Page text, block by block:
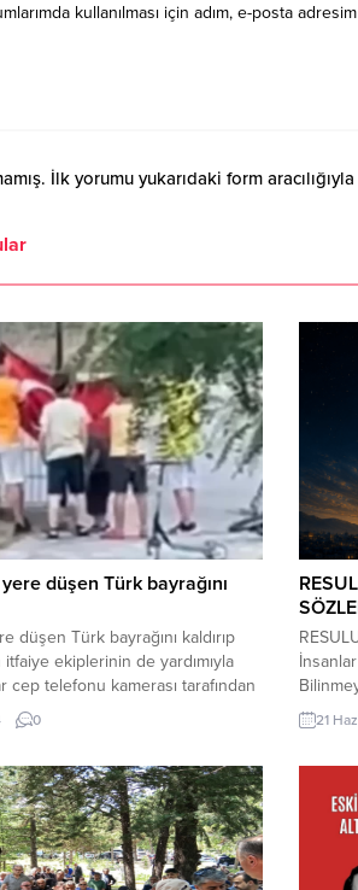
kullanılması için adım, e-posta
İlk yorumu yukarıdaki form
düşen Türk bayrağını
düşen Türk bayrağını kaldırıp
ekiplerinin de yardımıyla
telefonu kamerası tarafından
öptüler Kemerköprü
saatlerinde Cumhuriyet Parkı
yere düştü. Bu sırada parkta
0
dini21